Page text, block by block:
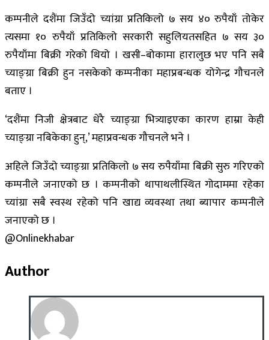
कम्पनीले दशैंमा जिउँदो च्यांग्रा प्रतिकिलो ७ सय ४० रुपैयाँ तोकेर
त्यसमा १० रुपैयाँ प्रतिकिलो सरकारी सहुलियतसहित ७ सय ३०
रुपैयाँमा बिक्री गरेको थियो । खसी–बोकामा हारालुछ भए पनि सबै
च्याङ्ग्रा बिक्री हुन नसकेको कम्पनीका महाप्रबन्धक योगेन्द्र गौचनले
बताए ।
‘दशैंमा निजी क्षेत्रबाट धेरै च्याङ्ग्रा भित्र्याइएका कारण हाम्रा केही
च्याङ्ग्रा नबिकेका हुन्,’ महाप्रवन्धक गौचनले भने ।
अहिले जिउँदो च्याङ्ग्रा प्रतिकिलो ७ सय रुपैयाँमा बिक्री सुरु गरिएको
कम्पनीले जनाएको छ । कम्पनीको थापाथलीस्थित गोदाममा रहेका
च्यांग्रा सबै स्वस्थ रहेको पनि खाद्य व्यवस्था तथा ब्यापार कम्पनीले
जनाएको छ ।
@Onlinekhabar
Author